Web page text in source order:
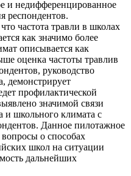
и недифференцированное
респондентов.
частота травли в школах
как значимо более
описывается как
оценка частоты травлив
руководство
демонстрирует
профилактической
значимой связи
и школьного климата с
Данное пилотажное
о способах
школ на ситуации
дальнейших